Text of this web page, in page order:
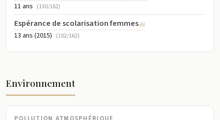
11 ans (130/162)
Espérance de scolarisation femmes
13 ans (2015) (102/162)
Environnement